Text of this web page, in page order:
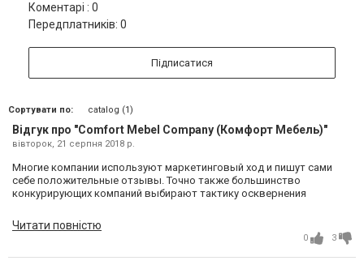
Коментарі : 0
Передплатників: 0
Підписатися
Сортувати по: catalog (1)
Відгук про "Comfort Mebel Company (Комфорт Мебель)"
вівторок, 21 серпня 2018 р.
Многие компании используют маркетинговый ход и пишут сами
себе положительные отзывы. Точно также большинство
конкурирующих компаний выбирают тактику осквернения
отзывы. Именно поэтому в выборе компании на отзывы я не
полагалась. Интуиция не подвела. Заказом была кухня. Мне по
жизни угодить очень тяжело, я с категории - &quot;вредный
клиент&quot;, а этой компании удалось. Хочу отметить, что не
Читати повністю
0 3